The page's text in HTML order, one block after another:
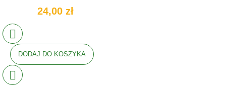
24,00 zł
DODAJ DO KOSZYKA